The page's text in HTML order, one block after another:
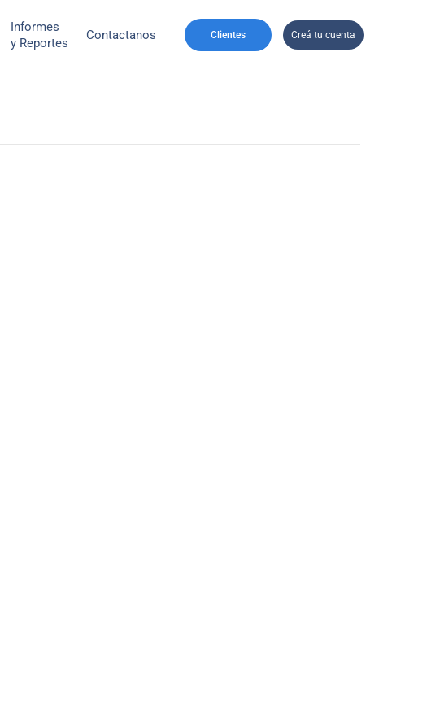
Informes
y Reportes
Contactanos Clientes Creá tu cuenta